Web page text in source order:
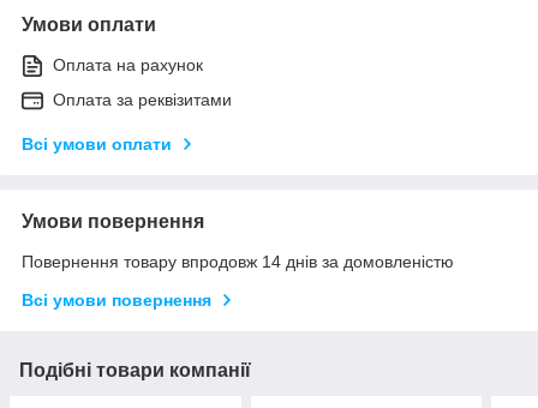
Умови оплати
Оплата на рахунок
Оплата за реквізитами
Всі умови оплати
Умови повернення
Повернення товару впродовж 14 днів за домовленістю
Всі умови повернення
Подібні товари компанії